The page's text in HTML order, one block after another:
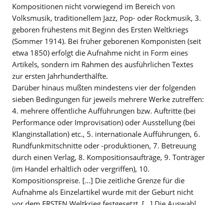
Kompositionen nicht vorwiegend im Bereich von
Volksmusik, traditionellem Jazz, Pop- oder Rockmusik, 3.
geboren frühestens mit Beginn des Ersten Weltkriegs
(Sommer 1914). Bei früher geborenen Komponisten (seit
etwa 1850) erfolgt die Aufnahme nicht in Form eines
Artikels, sondern im Rahmen des ausführlichen Textes
zur ersten Jahrhunderthälfte.
Darüber hinaus mußten mindestens vier der folgenden
sieben Bedingungen für jeweils mehrere Werke zutreffen:
4. mehrere öffentliche Aufführungen bzw. Auftritte (bei
Performance oder Improvisation) oder Ausstellung (bei
Klanginstallation) etc., 5. internationale Aufführungen, 6.
Rundfunkmitschnitte oder -produktionen, 7. Betreuung
durch einen Verlag, 8. Kompositionsaufträge, 9. Tonträger
(im Handel erhältlich oder vergriffen), 10.
Kompositionspreise. […] Die zeitliche Grenze für die
Aufnahme als Einzelartikel wurde mit der Geburt nicht